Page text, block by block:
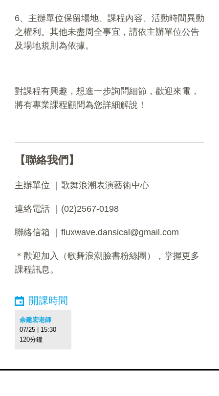
6、主辦單位保留場地、課程內容、活動時間異動
之權利。其他未盡周全事宜，請依主辦單位公告
及場地規則為依據。
對課程有興趣，想進一步詢問細節，歡迎來電，
將有專業課程顧問為您詳細解說！
【聯絡我們】
主辦單位 ｜歌舞浪潮表演藝術中心
連絡電話 ｜(02)2567-0198
聯絡信箱 ｜fluxwave.dansical@gmail.com
＊歡迎加入（歌舞浪潮臉書粉絲團），掌握更多
課程訊息。
開課時間
余建宏老師
07/25 | 15:30
120分鐘